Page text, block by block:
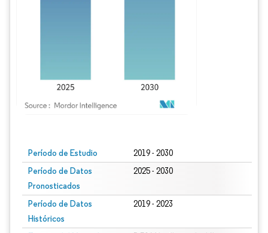
Período de Estudio 2019 - 2030
Período de Datos
Pronosticados
2025 - 2030
Período de Datos
Históricos
2019 - 2023